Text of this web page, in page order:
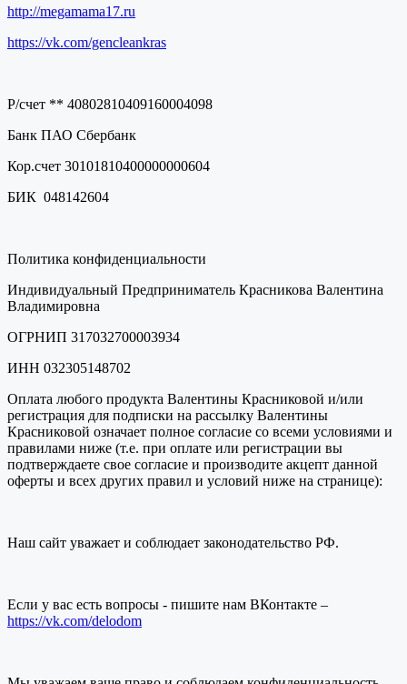
http://megamama17.ru
https://vk.com/gencleankras
Р/счет ** 40802810409160004098
Банк ПАО Сбербанк
Кор.счет 30101810400000000604
БИК 048142604
Политика конфиденциальности
Индивидуальный Предприниматель Красникова Валентина
Владимировна
ОГРНИП 317032700003934
ИНН 032305148702
Оплата любого продукта Валентины Красниковой и/или
регистрация для подписки на рассылку Валентины
Красниковой означает полное согласие со всеми условиями и
правилами ниже (т.е. при оплате или регистрации вы
подтверждаете свое согласие и производите акцепт данной
оферты и всех других правил и условий ниже на странице):
Наш сайт уважает и соблюдает законодательство РФ.
Если у вас есть вопросы - пишите нам ВКонтакте –
https://vk.com/delodom